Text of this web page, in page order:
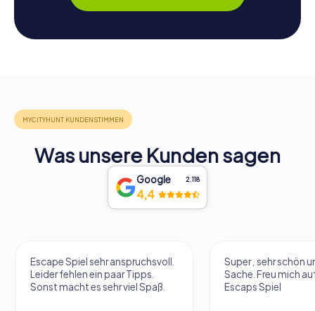
Was unsere Kunden sagen
Google 2.118
4,4
Escape Spiel sehr anspruchsvoll.
Leider fehlen ein paar Tipps.
Sonst macht es sehr viel Spaß.
Super , sehr schön
Sache. Freu mich
Escaps Spiel